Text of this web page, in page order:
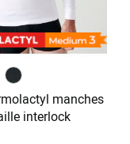
manches
interlock